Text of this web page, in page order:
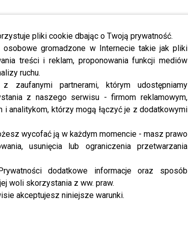
pliki cookie dbając o Twoją prywatność.
osobowe gromadzone w Internecie takie jak pliki
treści i reklam, proponowania funkcji mediów
ruchu.
z zaufanymi partnerami, którym udostępniamy
z naszego serwisu - firmom reklamowym,
i analitykom, którzy mogą łączyć je z dodatkowymi
wycofać ją w każdym momencie - masz prawo
usunięcia lub ograniczenia przetwarzania
dodatkowe informacje oraz sposób
woli skorzystania z ww. praw.
akceptujesz niniejsze warunki.
i zespołu Virgin i
pamiętam kiedy
dlatego ciężko mi
zagrała w jej filmie, jednak są pewne
jest największy
faceci, główna
potem siostra
matka, ale to już
za dużego